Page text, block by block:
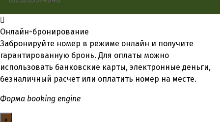
Онлайн-бронирование
Забронируйте номер в режиме онлайн и получите
гарантированную бронь. Для оплаты можно
использовать банковские карты, электронные деньги,
безналичный расчет или оплатить номер на месте.
Форма booking engine
×